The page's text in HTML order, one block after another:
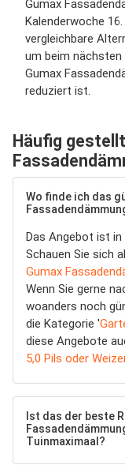
Gumax
Kalenderwoche
vergleichbare
um beim
Gumax
reduziert ist.
Häufig
Wo finde ich das
Das Angebot ist
Schauen Sie sich
Gumax
Wenn Sie gerne
woanders noch
die Kategorie '
diese Angebote
5,0 Pils oder
Ist das der beste
Tuinmaximaal?